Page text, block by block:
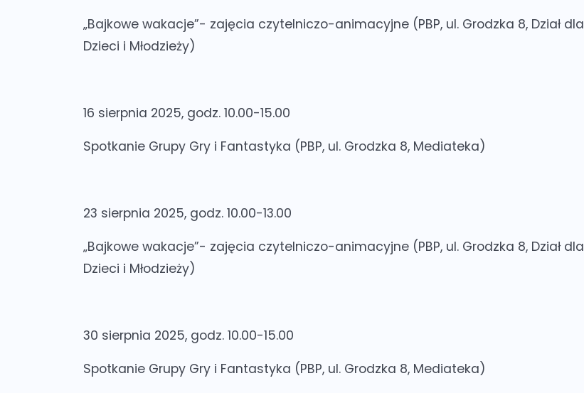
„Bajkowe wakacje”- zajęcia czytelniczo-animacyjne (PBP, ul. Grodzka 8, Dział dla
Dzieci i Młodzieży)
16 sierpnia 2025, godz. 10.00-15.00
Spotkanie Grupy Gry i Fantastyka (PBP, ul. Grodzka 8, Mediateka)
23 sierpnia 2025, godz. 10.00-13.00
„Bajkowe wakacje”- zajęcia czytelniczo-animacyjne (PBP, ul. Grodzka 8, Dział dla
Dzieci i Młodzieży)
30 sierpnia 2025, godz. 10.00-15.00
Spotkanie Grupy Gry i Fantastyka (PBP, ul. Grodzka 8, Mediateka)